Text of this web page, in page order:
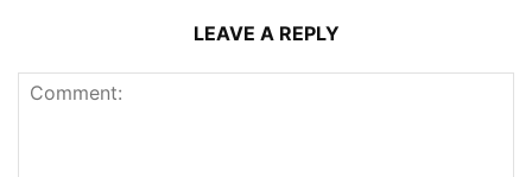
LEAVE A REPLY